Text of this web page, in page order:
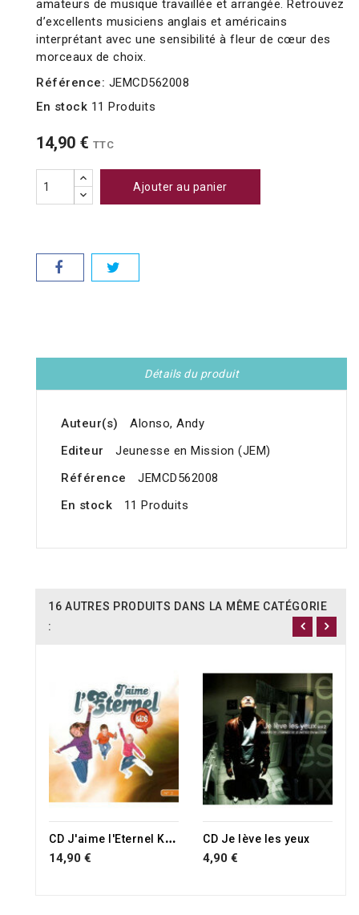
amateurs de musique travaillée et arrangée. Retrouvez
d’excellents musiciens anglais et américains
interprétant avec une sensibilité à fleur de cœur des
morceaux de choix.
Référence: JEMCD562008
En stock 11 Produits
14,90 € TTC
Ajouter au panier
Détails du produit
Auteur(s)
Alonso, Andy
Editeur
Jeunesse en Mission (JEM)
Référence
JEMCD562008
En stock
11 Produits
16 AUTRES PRODUITS DANS LA MÊME CATÉGORIE
:
C
D J'aime l'Eternel Kids
14,90 €
CD Je lève les yeux
4,90 €